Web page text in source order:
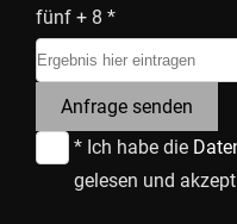
fünf + 8 *
Anfrage senden
* Ich habe die
gelesen und